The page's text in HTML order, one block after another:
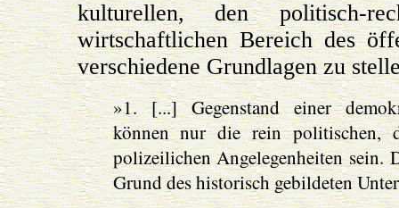
kulturellen, den politisch-
wirtschaftlichen Bereich des
verschiedene Grundlagen zu
»1. [...] Gegenstand einer
können nur die rein politischen,
polizeilichen Angelegenheiten sein.
Grund des historisch gebildeten